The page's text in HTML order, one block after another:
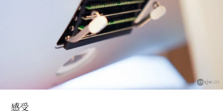
感受